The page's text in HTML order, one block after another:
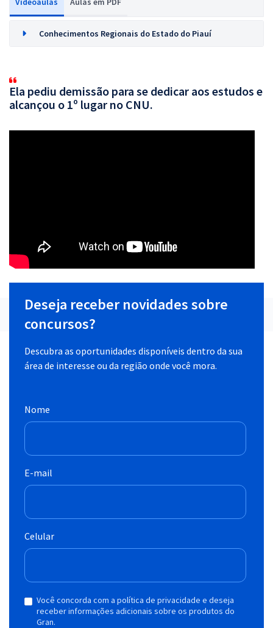
Conhecimentos Regionais do Estado do Piauí
Ela pediu demissão para se dedicar aos estudos e
alcançou o 1º lugar no CNU.
Deseja receber novidades sobre
concursos?
Descubra as oportunidades disponíveis dentro da sua
área de interesse ou da região onde você mora.
Nome
E-mail
Celular
Você concorda com a política de privacidade e deseja
receber informações adicionais sobre os produtos do
Gran.